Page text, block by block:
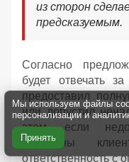
из сторон
предсказуемым.
Согласно
будет отвечать
предоставил
или допустил
этом, если
переданы
ответственность с
Мы используем файлы
персонализации и
Принять